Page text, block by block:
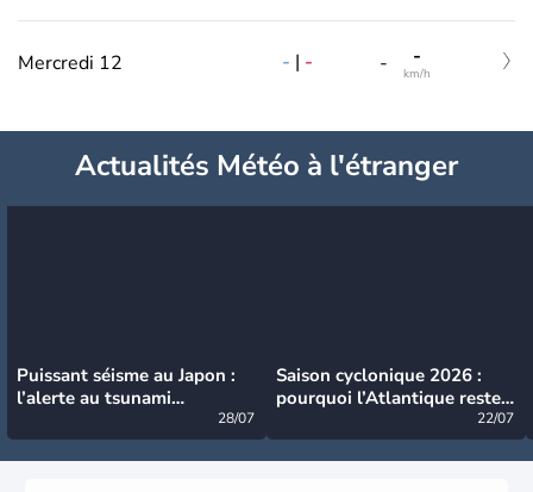
Mercredi 12 - | - - -
km/h
Actualités Météo à l'étranger
Puissant séisme au Japon :
l’alerte au tsunami
28/07
Saison cyclonique 2026 :
pourquoi l’Atlantique reste
22/07